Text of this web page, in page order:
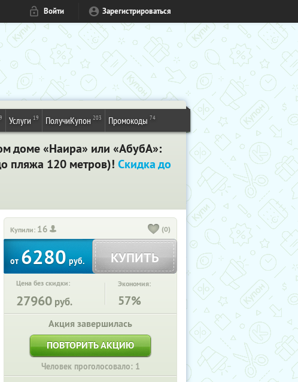
Войти Зарегистрироваться
Услуги 19 ПолучиКупон 203 Промокоды 74
доме «Наира» или «АбубА»:
пляжа 120 метров)! Скидка до
Купили: 16 (0)
от 6280 руб. КУПИТЬ
Цена без скидки:
27960 руб.
Экономия:
57%
Акция завершилась
ПОВТОРИТЬ АКЦИЮ
Человек проголосовало: 1